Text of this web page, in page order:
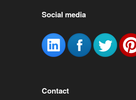
Social media
Contact